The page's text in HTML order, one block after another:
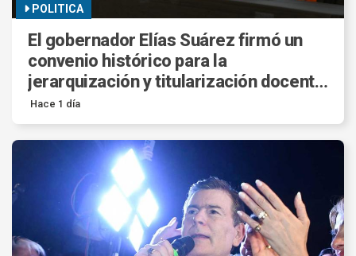
POLITICA
El gobernador Elías Suárez firmó un
convenio histórico para la
jerarquización y titularización docente
en la provincia.
Hace 1 día